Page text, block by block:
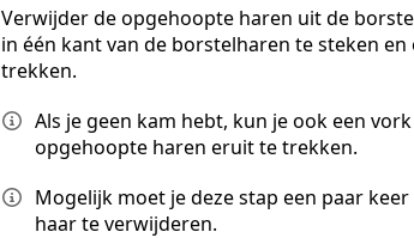
Verwijder de opgehoopte haren uit de
in één kant van de borstelharen te steken
trekken.
Als je geen kam hebt, kun je ook een
opgehoopte haren eruit te trekken.
Mogelijk moet je deze stap een paar
haar te verwijderen.